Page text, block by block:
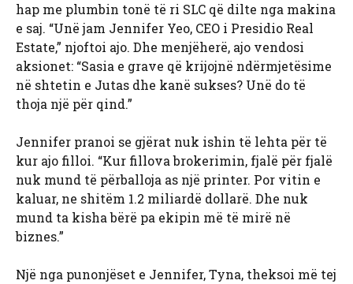
hap me plumbin tonë të ri SLC që dilte nga makina
e saj. “Unë jam Jennifer Yeo, CEO i Presidio Real
Estate,” njoftoi ajo. Dhe menjëherë, ajo vendosi
aksionet: “Sasia e grave që krijojnë ndërmjetësime
në shtetin e Jutas dhe kanë sukses? Unë do të
thoja një për qind.”
Jennifer pranoi se gjërat nuk ishin të lehta për të
kur ajo filloi. “Kur fillova brokerimin, fjalë për fjalë
nuk mund të përballoja as një printer. Por vitin e
kaluar, ne shitëm 1.2 miliardë dollarë. Dhe nuk
mund ta kisha bërë pa ekipin më të mirë në
biznes.”
Një nga punonjëset e Jennifer, Tyna, theksoi më tej